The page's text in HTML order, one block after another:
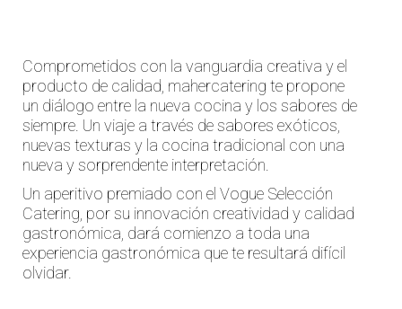
Comprometidos con la vanguardia creativa y el
producto de calidad, mahercatering te propone
un diálogo entre la nueva cocina y los sabores de
siempre. Un viaje a través de sabores exóticos,
nuevas texturas y la cocina tradicional con una
nueva y sorprendente interpretación.
Un aperitivo premiado con el Vogue Selección
Catering, por su innovación creatividad y calidad
gastronómica, dará comienzo a toda una
experiencia gastronómica que te resultará difícil
olvidar.